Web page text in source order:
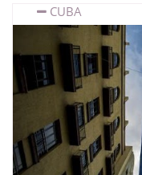
CUBA